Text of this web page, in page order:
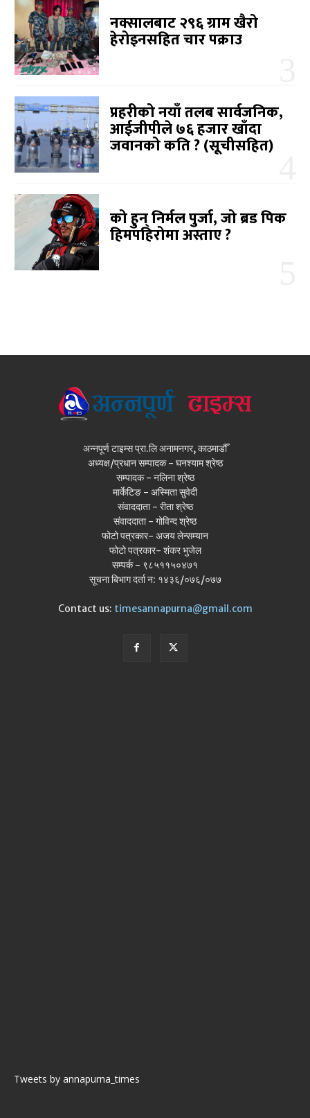
नक्सालबाट २९६ ग्राम खैरो
हेरोइनसहित चार पक्राउ
प्रहरीको नयाँ तलब सार्वजनिक,
आईजीपीले ७६ हजार खाँदा
जवानको कति ? (सूचीसहित)
को हुन् निर्मल पुर्जा, जो ब्रड पिक
हिमपहिरोमा अस्ताए ?
अन्नपूर्ण टाइम्स प्रा.लि अनामनगर, काठमाडौँ
अध्यक्ष/प्रधान सम्पादक - घनश्याम श्रेष्ठ
सम्पादक - नलिना श्रेष्ठ
मार्केटिङ - अस्मिता सुवेदी
संवाददाता - रीता श्रेष्ठ
संवाददाता - गोविन्द श्रेष्ठ
फोटो पत्रकार- अजय लेन्सम्यान
फोटो पत्रकार- शंकर भुजेल
सम्पर्क - ९८५११५०४७१
सूचना बिभाग दर्ता न: १४३६/०७६/०७७
Contact us: timesannapurna@gmail.com
Tweets by annapurna_times